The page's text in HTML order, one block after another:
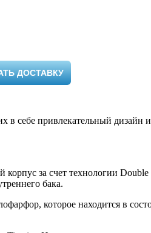
ДОСТАВКУ
себе привлекательный
за счет технологии
бака.
которое находится в